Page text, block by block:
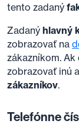
tento zadaný
Zadaný hlavný
zobrazovať na
zákazníkom.
zobrazovať inú
zákazníkov.
Telefónne